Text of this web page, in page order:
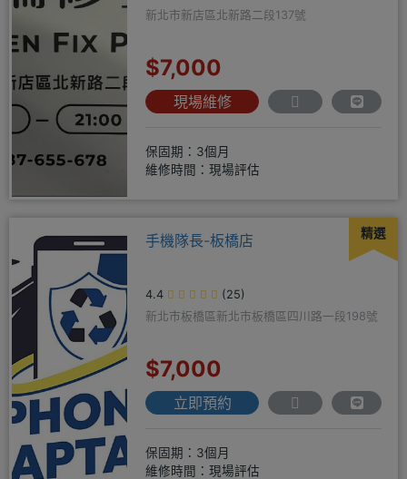
新北市新店區北新路二段137號
$7,000
現場維修
保固期：3個月
維修時間：現場評估
精選
手機隊長-板橋店
4.4
(25)
新北市板橋區新北市板橋區四川路一段198號
$7,000
立即預約
保固期：3個月
維修時間：現場評估